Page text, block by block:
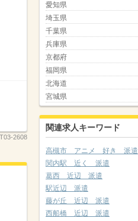
2608
愛知県
埼玉県
千葉県
兵庫県
京都府
福岡県
北海道
宮城県
関連求人キーワード
高槻市 アニメ 好き 派遣
関内駅 近く 派遣
葛西 近辺 派遣
駅近辺 派遣
藤が丘 近辺 派遣
西船橋 近辺 派遣